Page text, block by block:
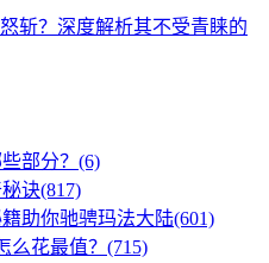
斩？深度解析其不受青睐的
部分？(6)
诀(817)
助你驰骋玛法大陆(601)
么花最值？(715)